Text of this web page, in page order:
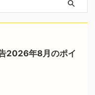
2026年8月のポイ